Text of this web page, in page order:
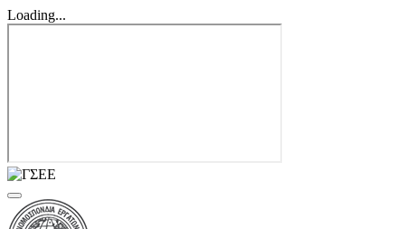
Loading...